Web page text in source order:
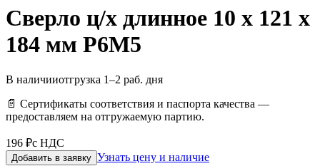
Сверло ц/х длинное 10 х 121 х
184 мм Р6М5
В наличииотгрузка 1–2 раб. дня
📄 Сертификаты соответствия и паспорта качества —
предоставляем на отгружаемую партию.
196 ₽с НДС
Добавить в заявку Узнать цену и наличие